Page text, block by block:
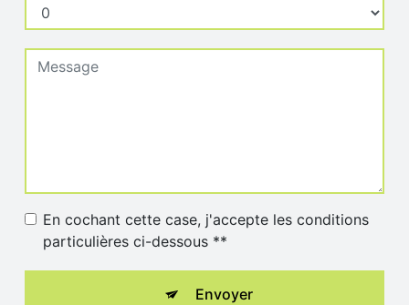
En cochant cette case, j'accepte les conditions
particulières ci-dessous **
Envoyer